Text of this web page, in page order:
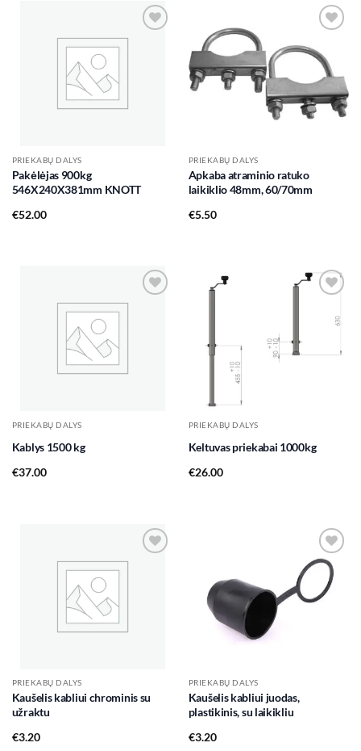
PRIEKABŲ DALYS
Pakėlėjas 900kg
546X240X381mm KNOTT
€52.00
wishlist
PRIEKABŲ DALYS
Apkaba atraminio ratuko
laikiklio 48mm, 60/70mm
€5.50
PRIEKABŲ DALYS
Kablys 1500 kg
€37.00
wishlist
PRIEKABŲ DALYS
Keltuvas priekabai 1000kg
€26.00
PRIEKABŲ DALYS
Kaušelis kabliui chrominis su
užraktu
€3.20
Add to
wishlist
PRIEKABŲ DALYS
Kaušelis kabliui juodas,
plastikinis, su laikikliu
€3.20